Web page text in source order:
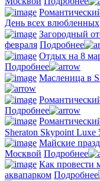
День всех влюбленных
Загородный
февраля Подробнее
Отдых на 8
Подробнее
Масленица в
Подробнее
Sheraton Skypoint
Майские
Москвой Подробнее
Как провести
аквапарком Подробнее